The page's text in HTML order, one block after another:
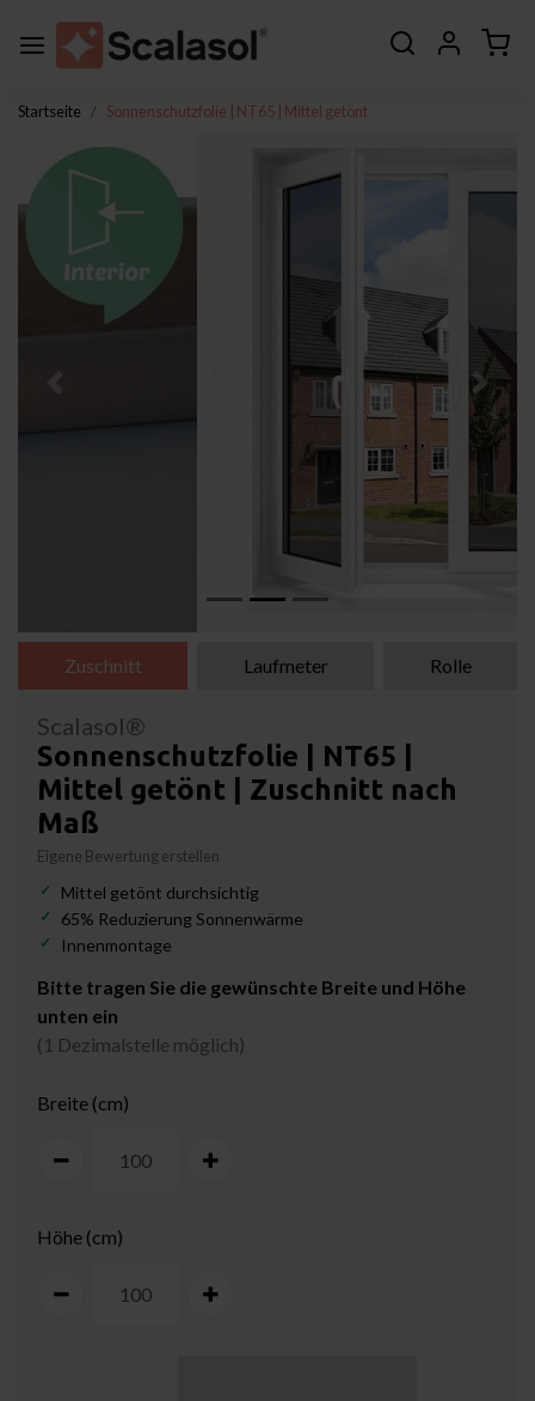
Startseite Sonnenschutzfolie | NT65 | Mittel getönt
Weiter
Zuschnitt Laufmeter Rolle
Scalasol®
Sonnenschutzfolie | NT65 |
Mittel getönt | Zuschnitt nach
Maß
Eigene Bewertung erstellen
Mittel getönt durchsichtig
65% Reduzierung Sonnenwärme
Innenmontage
Bitte tragen Sie die gewünschte Breite und Höhe
unten ein
(1 Dezimalstelle möglich)
Breite (cm)
Höhe (cm)